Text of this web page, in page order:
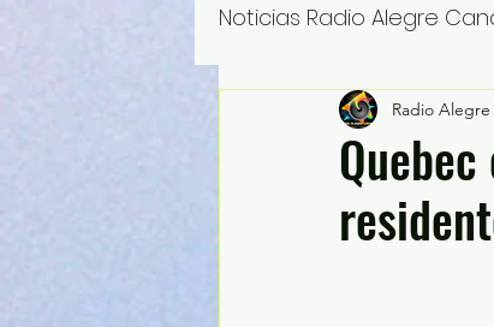
Noticias Radio Alegre
Radio